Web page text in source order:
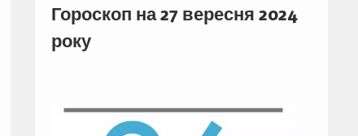
Гороскоп на 27 вересня 2024
року